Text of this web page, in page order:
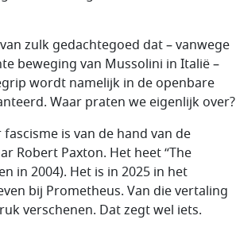
zulk gedachtegoed dat – vanwege
beweging van Mussolini in Italië –
wordt namelijk in de openbare
Waar praten we eigenlijk over?
is van de hand van de
Robert Paxton. Het heet “The
in 2004). Het is in 2025 in het
bij Prometheus. Van die vertaling
verschenen. Dat zegt wel iets.